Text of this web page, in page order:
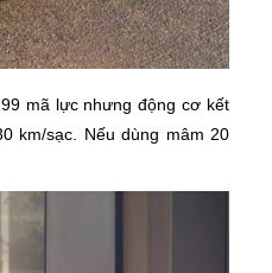
mã lực nhưng động cơ kết
km/sạc. Nếu dùng mâm 20